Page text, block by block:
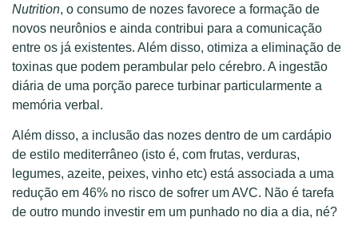
Nutrition, o consumo de nozes favorece a formação de
novos neurônios e ainda contribui para a comunicação
entre os já existentes. Além disso, otimiza a eliminação de
toxinas que podem perambular pelo cérebro. A ingestão
diária de uma porção parece turbinar particularmente a
memória verbal.
Além disso, a inclusão das nozes dentro de um cardápio
de estilo mediterrâneo (isto é, com frutas, verduras,
legumes, azeite, peixes, vinho etc) está associada a uma
redução em 46% no risco de sofrer um AVC. Não é tarefa
de outro mundo investir em um punhado no dia a dia, né?